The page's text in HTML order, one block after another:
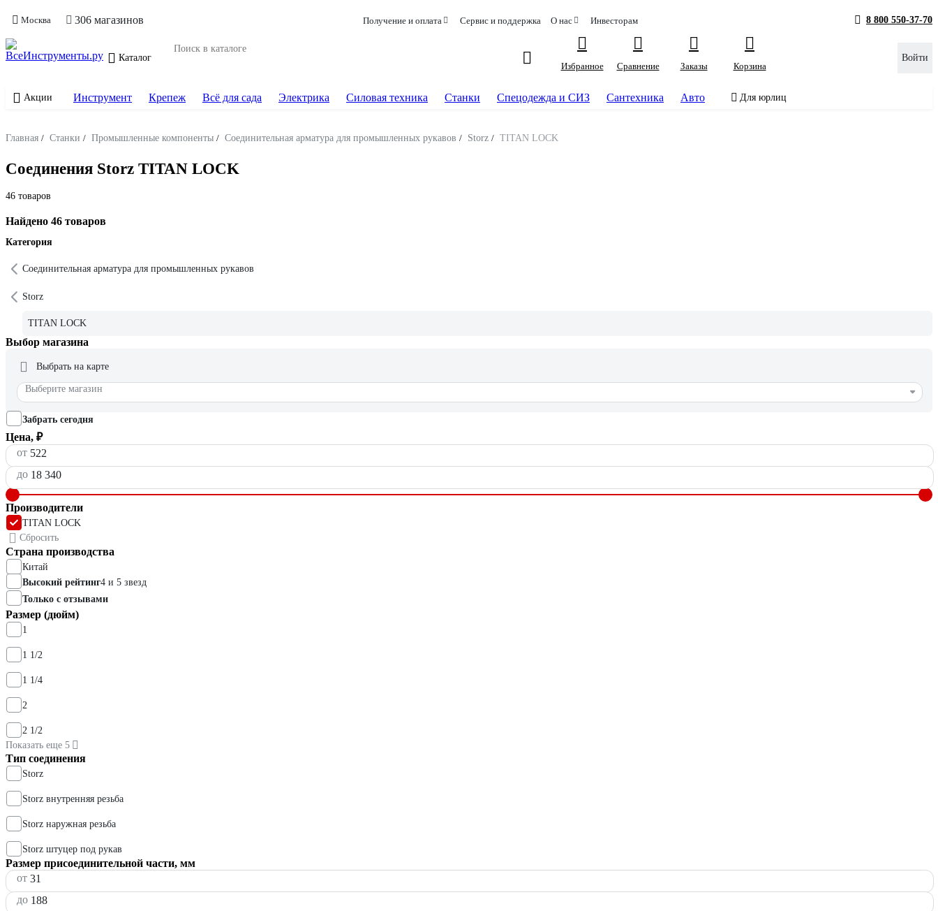
Москва 306 магазинов Получение и оплата Сервис и поддержка О нас Инвесторам 8 800 550-37-70
Каталог
Избранное
Сравнение Заказы Корзина
Войти
Акции Инструмент Крепеж Всё для сада Электрика Силовая техника Станки Спецодежда и СИЗ Сантехника Авто Для юрлиц
Главная / Станки / Промышленные компоненты / Соединительная арматура для промышленных рукавов / Storz / TITAN LOCK
Соединения Storz TITAN LOCK
46 товаров
Найдено 46 товаров
Категория
Соединительная арматура для промышленных рукавов
Storz
TITAN LOCK
Выбор магазина
Выбрать на карте
Выберите магазин
Забрать сегодня
Цена, ₽
от
до
Производители
TITAN LOCK
Сбросить
Страна производства
Китай
Высокий рейтинг4 и 5 звезд
Только с отзывами
Размер (дюйм)
1
1 1/2
1 1/4
2
2 1/2
Показать еще 5
Тип соединения
Storz
Storz внутренняя резьба
Storz наружная резьба
Storz штуцер под рукав
Размер присоединительной части, мм
от
до